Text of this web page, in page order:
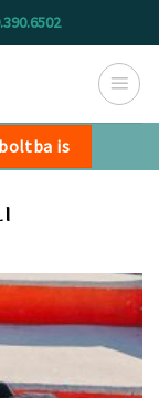
is